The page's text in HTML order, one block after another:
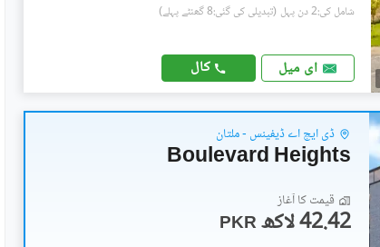
شامل کی:2 دن پہل (تبدیلی کی گئی:8 گھنٹے پہلے)
ای میل کال
ڈی ایچ اے ڈیفینس - ملتان
Boulevard Heights
قیمت کا آغاز
PKR 42.42 لاکھ